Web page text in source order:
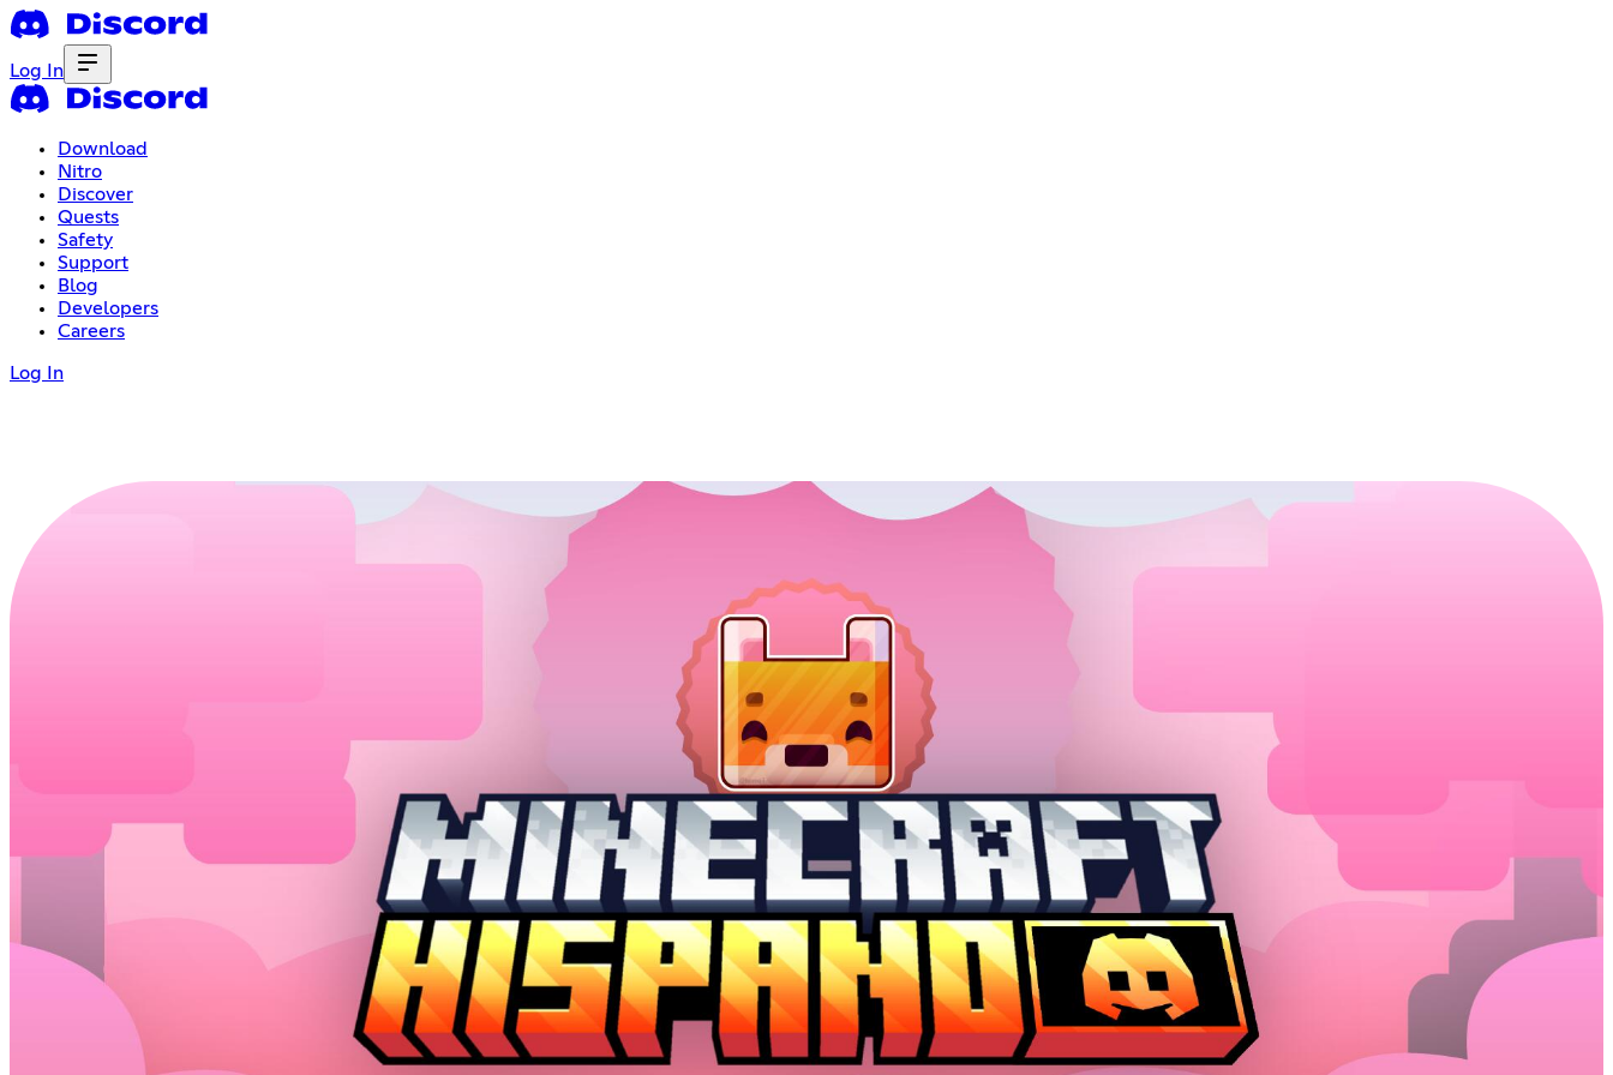
Log In
Download
Nitro
Discover
Quests
Safety
Support
Blog
Developers
Careers
Log In